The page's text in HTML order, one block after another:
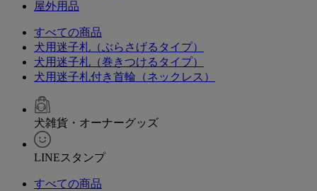
屋外用品
すべての商品
犬用迷子札（ぶらさげるタイプ）
犬用迷子札（巻きつけるタイプ）
犬用迷子札付き首輪（ネックレス）
犬雑貨・オーナーグッズ
LINEスタンプ
すべての商品